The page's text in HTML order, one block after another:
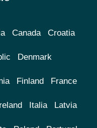
Canada Croatia
Denmark
Finland France
Ireland Italia Latvia